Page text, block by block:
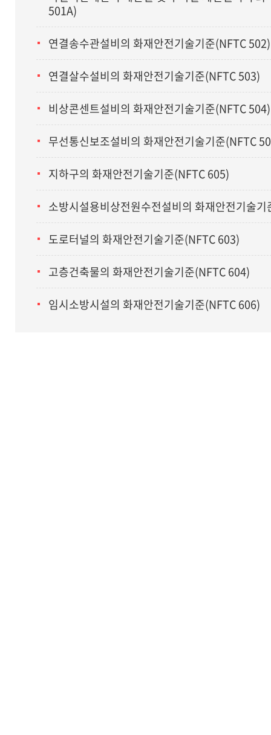
501A)
연결송수관설비의 화재안전기술기준(NFTC 502)
연결살수설비의 화재안전기술기준(NFTC 503)
비상콘센트설비의 화재안전기술기준(NFTC 504)
무선통신보조설비의 화재안전기술기준(NFTC
지하구의 화재안전기술기준(NFTC 605)
소방시설용비상전원수전설비의 화재안전기술
도로터널의 화재안전기술기준(NFTC 603)
고층건축물의 화재안전기술기준(NFTC 604)
임시소방시설의 화재안전기술기준(NFTC 606)